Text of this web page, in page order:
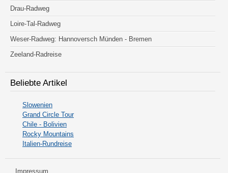
Drau-Radweg
Loire-Tal-Radweg
Weser-Radweg: Hannoversch Münden - Bremen
Zeeland-Radreise
Beliebte Artikel
Slowenien
Grand Circle Tour
Chile - Bolivien
Rocky Mountains
Italien-Rundreise
Impressum